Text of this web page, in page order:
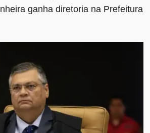
ganha diretoria na Prefeitura